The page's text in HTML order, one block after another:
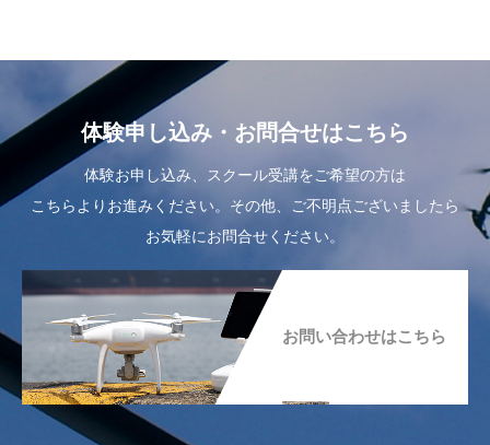
体験申し込み・お問合せはこちら
体験お申し込み、スクール受講をご希望の方は
こちらよりお進みください。その他、ご不明点ございましたら
お気軽にお問合せください。
お問い合わせはこちら